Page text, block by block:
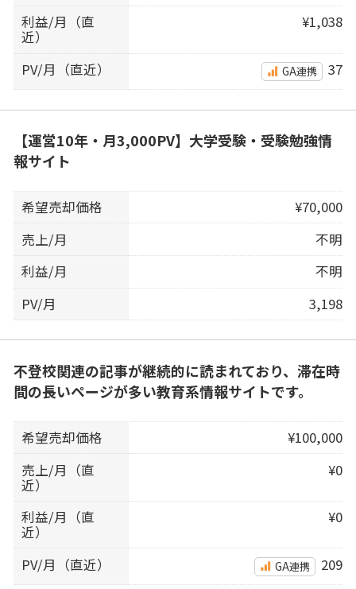
利益/月（直
近）
¥1,038
PV/月（直近） GA連携 37
【運営10年・月3,000PV】大学受験・受験勉強情
報サイト
希望売却価格
¥70,000
売上/月
不明
利益/月
不明
PV/月
3,198
不登校関連の記事が継続的に読まれており、滞在時
間の長いページが多い教育系情報サイトです。
希望売却価格
¥100,000
売上/月（直
近）
¥0
利益/月（直
近）
¥0
PV/月（直近） GA連携 209